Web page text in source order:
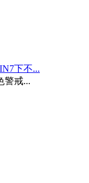
下不...
警戒...